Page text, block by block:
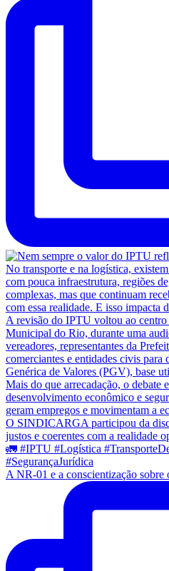
A NR-01 e a conscientização sobre